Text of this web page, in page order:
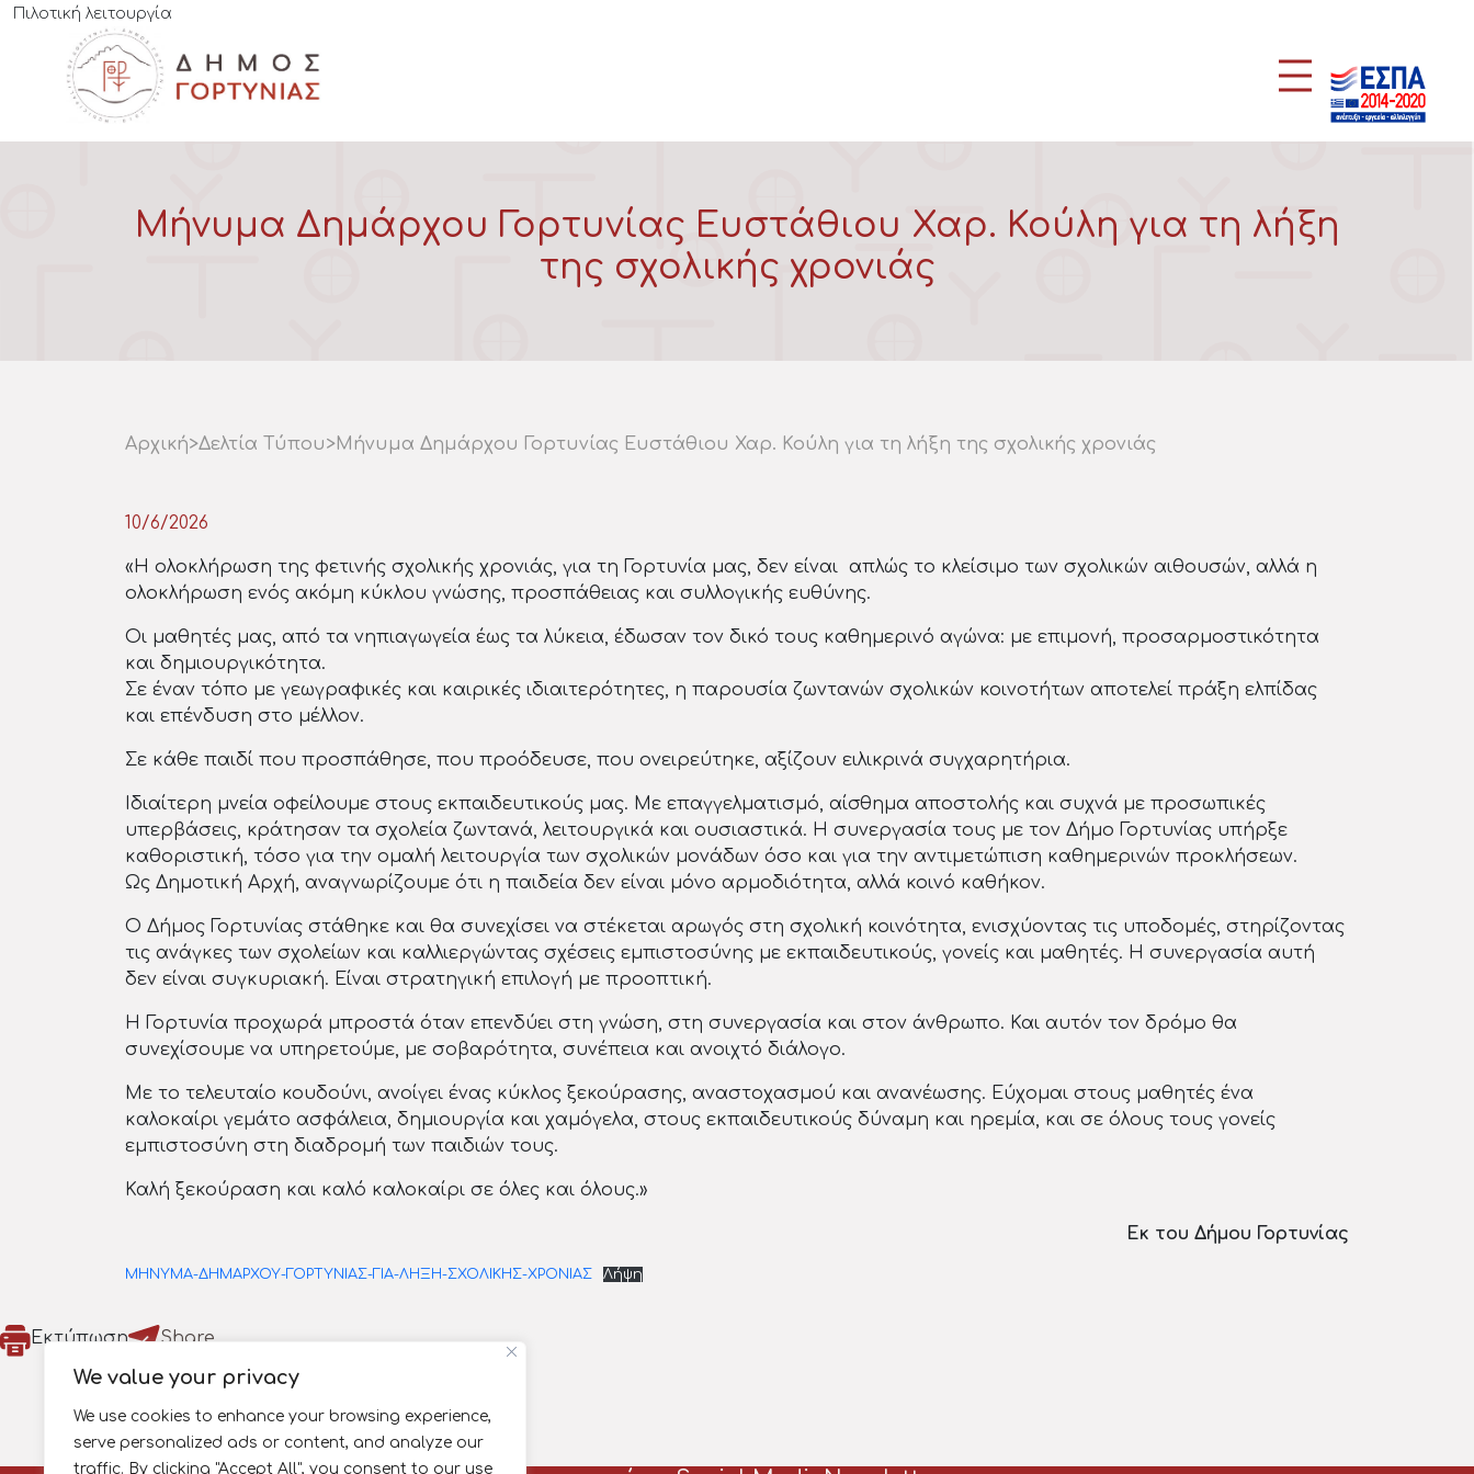
We value your privacy
We use cookies to enhance your browsing experience,
serve personalized ads or content, and analyze our
traffic. By clicking "Accept All", you consent to our use
Πιλοτική λειτουργία
Μήνυμα Δημάρχου Γορτυνίας Ευστάθιου Χαρ. Κούλη για τη λήξη
της σχολικής χρονιάς
Αρχική>Δελτία Τύπου>Μήνυμα Δημάρχου Γορτυνίας Ευστάθιου Χαρ. Κούλη για τη λήξη της σχολικής χρονιάς
10/6/2026
«Η ολοκλήρωση της φετινής σχολικής χρονιάς, για τη Γορτυνία μας, δεν είναι απλώς το κλείσιμο των σχολικών αιθουσών, αλλά η
ολοκλήρωση ενός ακόμη κύκλου γνώσης, προσπάθειας και συλλογικής ευθύνης.
Οι μαθητές μας, από τα νηπιαγωγεία έως τα λύκεια, έδωσαν τον δικό τους καθημερινό αγώνα: με επιμονή, προσαρμοστικότητα
και δημιουργικότητα.
Σε έναν τόπο με γεωγραφικές και καιρικές ιδιαιτερότητες, η παρουσία ζωντανών σχολικών κοινοτήτων αποτελεί πράξη ελπίδας
και επένδυση στο μέλλον.
Σε κάθε παιδί που προσπάθησε, που προόδευσε, που ονειρεύτηκε, αξίζουν ειλικρινά συγχαρητήρια.
Ιδιαίτερη μνεία οφείλουμε στους εκπαιδευτικούς μας. Με επαγγελματισμό, αίσθημα αποστολής και συχνά με προσωπικές
υπερβάσεις, κράτησαν τα σχολεία ζωντανά, λειτουργικά και ουσιαστικά. Η συνεργασία τους με τον Δήμο Γορτυνίας υπήρξε
καθοριστική, τόσο για την ομαλή λειτουργία των σχολικών μονάδων όσο και για την αντιμετώπιση καθημερινών προκλήσεων.
Ως Δημοτική Αρχή, αναγνωρίζουμε ότι η παιδεία δεν είναι μόνο αρμοδιότητα, αλλά κοινό καθήκον.
Ο Δήμος Γορτυνίας στάθηκε και θα συνεχίσει να στέκεται αρωγός στη σχολική κοινότητα, ενισχύοντας τις υποδομές, στηρίζοντας
τις ανάγκες των σχολείων και καλλιεργώντας σχέσεις εμπιστοσύνης με εκπαιδευτικούς, γονείς και μαθητές. Η συνεργασία αυτή
δεν είναι συγκυριακή. Είναι στρατηγική επιλογή με προοπτική.
Η Γορτυνία προχωρά μπροστά όταν επενδύει στη γνώση, στη συνεργασία και στον άνθρωπο. Και αυτόν τον δρόμο θα
συνεχίσουμε να υπηρετούμε, με σοβαρότητα, συνέπεια και ανοιχτό διάλογο.
Με το τελευταίο κουδούνι, ανοίγει ένας κύκλος ξεκούρασης, αναστοχασμού και ανανέωσης. Εύχομαι στους μαθητές ένα
καλοκαίρι γεμάτο ασφάλεια, δημιουργία και χαμόγελα, στους εκπαιδευτικούς δύναμη και ηρεμία, και σε όλους τους γονείς
εμπιστοσύνη στη διαδρομή των παιδιών τους.
Καλή ξεκούραση και καλό καλοκαίρι σε όλες και όλους.»
Εκ του Δήμου Γορτυνίας
ΜΗΝΥΜΑ-ΔΗΜΑΡΧΟΥ-ΓΟΡΤΥΝΙΑΣ-ΓΙΑ-ΛΗΞΗ-ΣΧΟΛΙΚΗΣ-ΧΡΟΝΙΑΣ Λήψη
Εκτύπωση Share